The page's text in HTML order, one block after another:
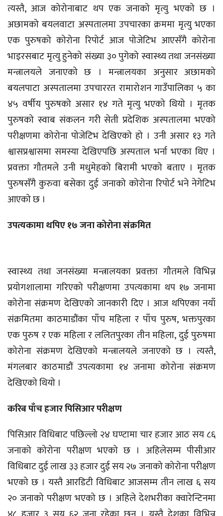
त्यस्तै, आज कोरोनाबाट थप एक जनाको मृत्यु भएको छ ।
अछामको बयलवाटा अस्पतालमा उपचारका क्रममा मृत्यु भएका
एक पुरुषको कोरोना रिपोर्ट आज पोजेटिभ आएसँगै कोरोना
भाइरसबाट मृत्यु हुनेको संख्या ३० पुगेको स्वास्थ्य तथा जनसंख्या
मन्त्रालयले जनाएको छ । मन्त्रालयका अनुसार अछामको
बयलपाटा अस्पतालमा उपचाररत रामारोशन गाउँपालिका ५ का
४५ वर्षीय पुरुषको असार १४ गते मृत्यु भएको थियो । मृतक
पुरुषको स्वाब संकलन गरी सेती प्रदेशिक अस्पतालमा भएको
परीक्षणमा कोरोना पोजेटिभ देखिएको हो । उनी असार १३ गते
श्वासप्रश्वासमा समस्या देखिएपछि अस्पताल भर्ना भएका थिए ।
प्रवक्ता गौतमले उनी मधुमेहको बिरामी भएको बताए । मृतक
पुरुषसँगै कुरुवा बसेका दुई जनाको कोरोना रिपोर्ट भने नेगेटिभ
आएको छ ।
उपत्यकामा थपिए १७ जना कोरोना संक्रमित
स्वास्थ्य तथा जनसंख्या मन्त्रालयका प्रवक्ता गौतमले विभिन्न
प्रयोगशालामा गरिएको परीक्षणमा उपत्यकामा थप १७ जनामा
कोरोना संक्रमण देखिएको जानकारी दिए । आज थपिएका नयाँ
संक्रमितमा काठमाडौंका पाँच महिला र पाँच पुरुष, भक्तपुरका
एक पुरुष र एक महिला र ललितपुरका तीन महिला, दुई पुरुषमा
कोरोना संक्रमण देखिएको मन्त्रालयले जनाएको छ । त्यस्तै,
मंगलबार काठमाडौं उपत्यकामा १४ जनामा कोरोना संक्रमण
देखिएको थियो ।
करिब पाँच हजार पिसिआर परीक्षण
पिसिआर विधिबाट पछिल्लो २४ घण्टामा चार हजार आठ सय ८६
जनाको कोरोना परीक्षण भएको छ । अहिलेसम्म पीसीआर
विधिबाट दुई लाख ३३ हजार दुई सय २७ जनाको कोरोना परीक्षण
भएको छ । यस्तै आरडिटी विधिबाट आजसम्म तीन लाख ६ सय
२० जनाको परीक्षण भएको छ । अहिले देशभरीका क्वारेन्टिनमा